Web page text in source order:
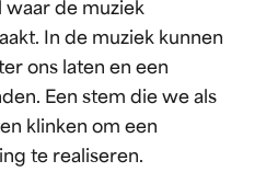
waar de muziek
In de muziek kunnen
ons laten en een
Een stem die we als
klinken om een
te realiseren.